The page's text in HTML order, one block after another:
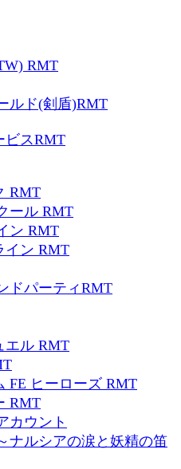
RMT
ルド(剣盾)RMT
ビスRMT
RMT
ール RMT
ン RMT
イン RMT
ドパーティRMT
エル RMT
FE ヒーローズ RMT
RMT
カウント
ナルシアの涙と妖精の笛